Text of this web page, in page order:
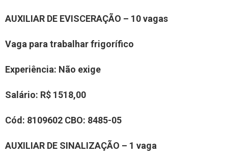
AUXILIAR DE EVISCERAÇÃO – 10vagas
Vaga para trabalharfrigorífico
Experiência: Não exige
Salário: R$ 1518,00
Cód: 8109602 CBO: 8485-05
AUXILIAR DE SINALIZAÇÃO – 1 vaga